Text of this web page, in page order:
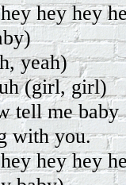
hey hey
yeah)
(girl, girl)
tell me baby
with you.
hey hey